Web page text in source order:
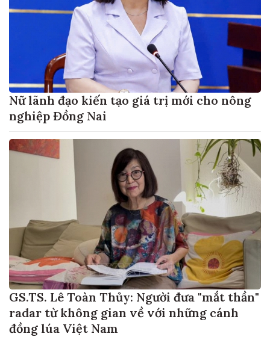
Nữ lãnh đạo kiến tạo giá trị mới cho nông
nghiệp Đồng Nai
GS.TS. Lê Toàn Thủy: Người đưa "mắt thần"
radar từ không gian về với những cánh
đồng lúa Việt Nam